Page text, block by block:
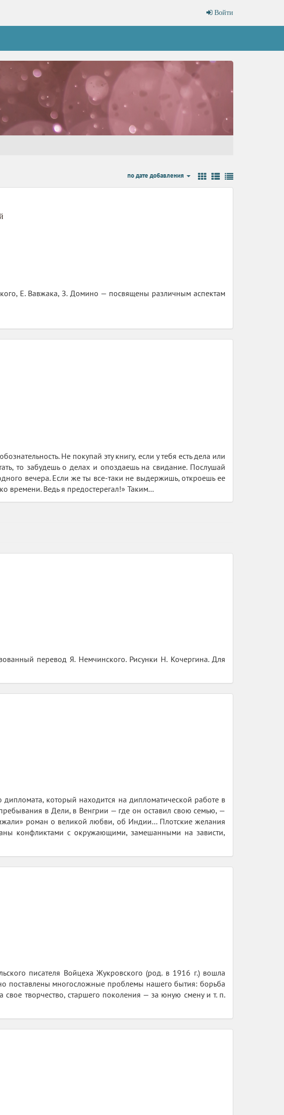
Войти
по дате добавления
Е. Вавжака, З. Домино — посвящены различным аспектам
Не покупай эту книгу, если у тебя есть дела или
то забудешь о делах и опоздаешь на свидание. Послушай
вечера. Если же ты все-таки не выдержишь, откроешь ее
времени. Ведь я предостерегал!» Таким...
перевод Я. Немчинского. Рисунки Н. Кочергина. Для
который находится на дипломатической работе в
в Дели, в Венгрии — где он оставил свою семью, —
роман о великой любви, об Индии… Плотские желания
конфликтами с окружающими, замешанными на зависти,
писателя Войцеха Жукровского (род. в 1916 г.) вошла
поставлены многосложные проблемы нашего бытия: борьба
свое творчество, старшего поколения — за юную смену и т. п.